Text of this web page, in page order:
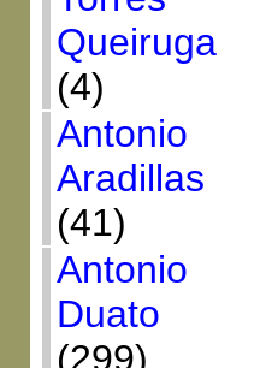
Queiruga
(4)
Antonio
Aradillas
(41)
Antonio
Duato
(299)